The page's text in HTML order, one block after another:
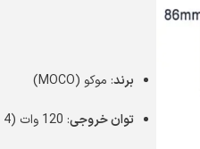
برند: موکو (MOCO)
توان خروجی: 120 وات (4 کانال 30 وات RMS)